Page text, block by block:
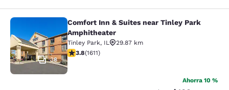
Comfort Inn & Suites near Tinley
38
Comfort Inn & Suites near Tinley Park
Amphitheater
Tinley Park, IL
29.87 km
calificación de 3.8 estrellas. Bueno. 1611 reseñas
3.8(1611)
Ahorra 10 %